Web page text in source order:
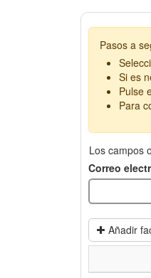
Pasos a
Si es
Pulse
Para
Los campos
Correo
Añadir